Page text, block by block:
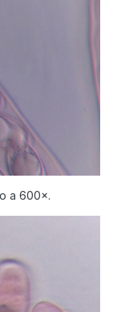
a 600×.